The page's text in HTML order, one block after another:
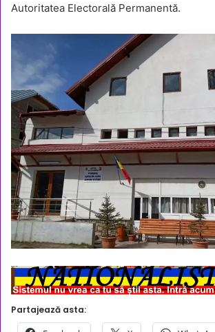
Autoritatea Electorală Permanentă.
Partajează asta: